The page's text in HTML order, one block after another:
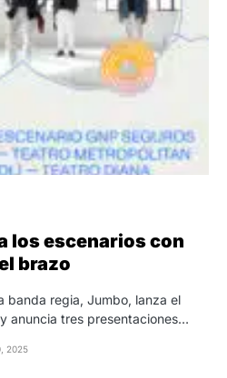
los escenarios con
brazo
banda regia, Jumbo, lanza el
anuncia tres presentaciones…
2025